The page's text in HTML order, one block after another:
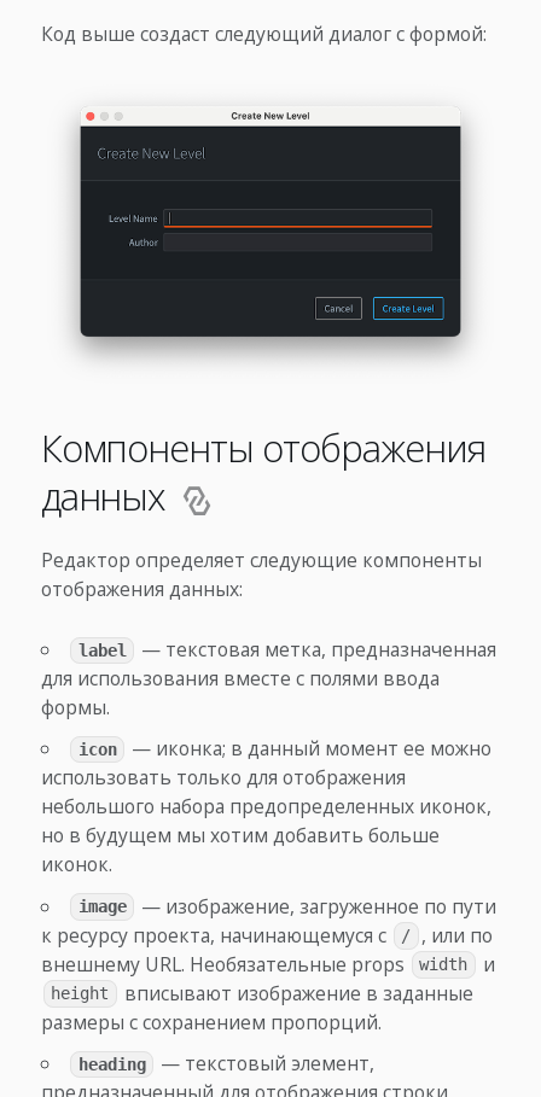
Код выше создаст следующий диалог с формой:
Компоненты отображения
данных
Редактор определяет следующие компоненты
отображения данных:
label
— текстовая метка, предназначенная
для использования вместе с полями ввода
формы.
icon
— иконка; в данный момент ее можно
использовать только для отображения
небольшого набора предопределенных иконок,
но в будущем мы хотим добавить больше
иконок.
image
— изображение, загруженное по пути
к ресурсу проекта, начинающемуся с
/
, или по
внешнему URL. Необязательные props
width и
height
вписывают изображение в заданные
размеры с сохранением пропорций.
heading
— текстовый элемент,